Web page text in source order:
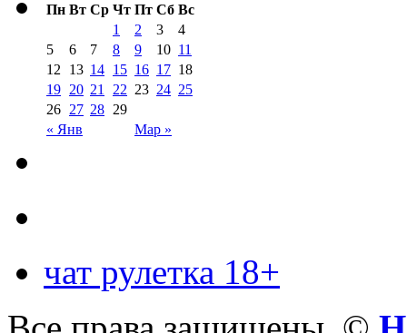
Пн Вт Ср Чт Пт Сб Вс
« Янв Мар »
1 2 3
4
5
6 7 8 9 10 11
12
13 14 15 16 17 18
19 20 21 22 23 24 25
26 27 28 29
чат рулетка 18+